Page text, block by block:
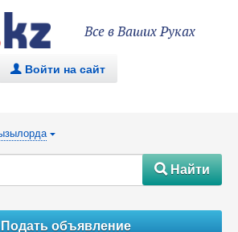
Все в Ваших Руках
. Войти на сайт
{
#Найти
объявление